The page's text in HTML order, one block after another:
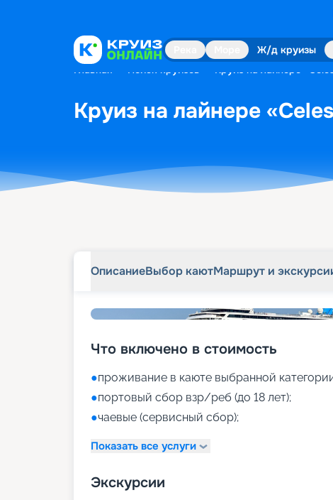
Ж/д круизы
Главная Поиск круизов Круиз на лайнере
Круиз на лайнере
ОписаниеВыбор каютМаршрут и
Что включено в стоимость
●проживание в каюте выбранной
●портовый сбор взр/реб (до 18 лет);
●чаевые (сервисный сбор);
Показать все услуги
Экскурсии